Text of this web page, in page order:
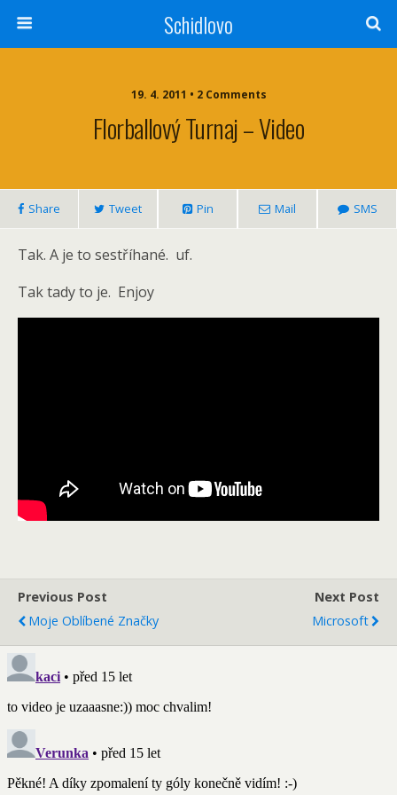
Schidlovo
19. 4. 2011 • 2 Comments
Florballový Turnaj – Video
Share Tweet Pin Mail SMS
Tak. A je to sestříhané. uf.
Tak tady to je. Enjoy
Previous Post
Moje Oblíbené Značky
Next Post
Microsoft